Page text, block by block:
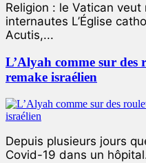
Religion : le Vatican
internautes L’Église
Acutis,...
L’Alyah comme sur des
remake israélien
Depuis plusieurs jours
Covid-19 dans un